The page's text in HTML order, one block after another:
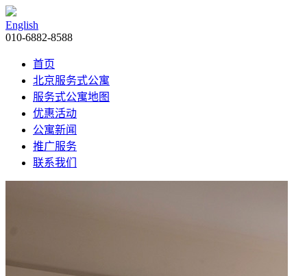
English
010-6882-8588
首页
北京服务式公寓
服务式公寓地图
优惠活动
公寓新闻
推广服务
联系我们